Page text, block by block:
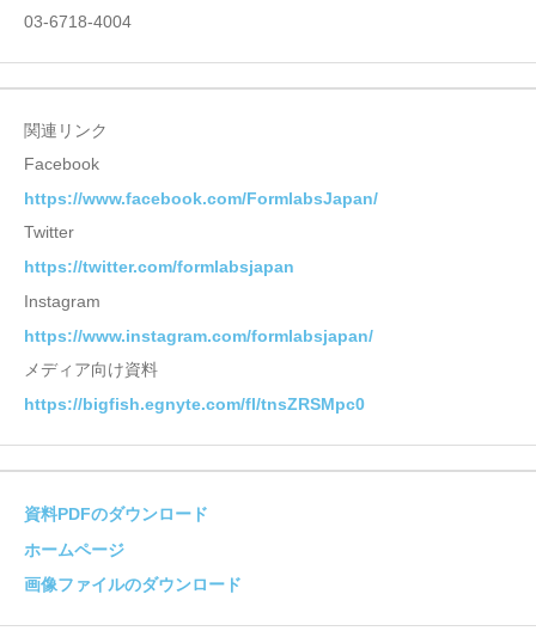
03-6718-4004
関連リンク
Facebook
https://www.facebook.com/FormlabsJapan/
Twitter
https://twitter.com/formlabsjapan
Instagram
https://www.instagram.com/formlabsjapan/
メディア向け資料
https://bigfish.egnyte.com/fl/tnsZRSMpc0
資料PDFのダウンロード
ホームページ
画像ファイルのダウンロード